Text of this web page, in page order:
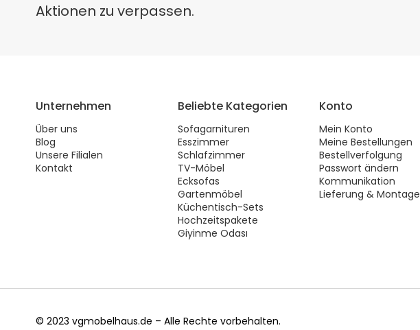
Aktionen zu verpassen.
Unternehmen
Über uns
Blog
Unsere Filialen
Kontakt
Beliebte Kategorien
Sofagarnituren
Esszimmer
Schlafzimmer
TV-Möbel
Ecksofas
Gartenmöbel
Küchentisch-Sets
Hochzeitspakete
Giyinme Odası
Konto
Mein Konto
Meine Bestellungen
Bestellverfolgung
Passwort ändern
Kommunikation
Lieferung & Montage
© 2023 vgmobelhaus.de – Alle Rechte vorbehalten.